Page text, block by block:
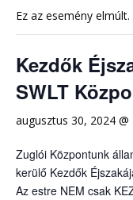
Ez az esemény elmúlt.
Kezdők
SWLT
augusztus 30, 2024 @
Zuglói Központunk
kerülő Kezdők
Az estre NEM csak